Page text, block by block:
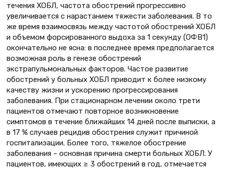
течения ХОБЛ, частота обострений прогрессивно
увеличивается с нарастанием тяжести заболевания. В то
же время взаимосвязь между частотой обострений ХОБЛ
и объемом форсированного выдоха за 1 секунду (ОФВ1)
окончательно не ясна: в последнее время предполагается
возможная роль в генезе обострений
экстрапульмональных факторов. Частое развитие
обострений у больных ХОБЛ приводит к более низкому
качеству жизни и ускорению прогрессирования
заболевания. При стационарном лечении около трети
пациентов отмечают повторное возникновение
симптомов в течение ближайших 14 дней после выписки, а
в 17 % случаев рецидив обострения служит причиной
госпитализации. Более того, тяжелое обострение
заболевания – основная причина смерти больных ХОБЛ. У
пациентов, имеющих ≥ 3 обострений в год, отмечается